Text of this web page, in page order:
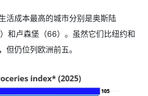
活成本最高的城市分别是奥斯陆
）和卢森堡（66）。虽然它们比纽约和
但仍位列欧洲前五。